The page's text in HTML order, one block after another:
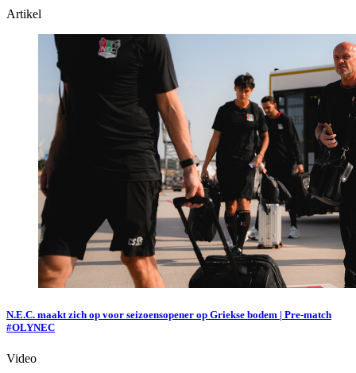
Artikel
N.E.C. maakt zich op voor seizoensopener op Griekse bodem | Pre-match
#OLYNEC
Video